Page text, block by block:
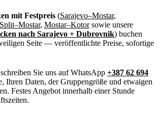
mit Festpreis (Sarajevo–Mostar,
Split–Mostar, Mostar–Kotorsowie unsere
nach Sarajevo + Dubrovnik) buchen
Seite — veröffentlichte Preise, sofortige
Sie uns auf WhatsApp +387 62 694
Ihren Daten, der Gruppengröße und etwaigen
Festes Angebot innerhalb einer Stunde